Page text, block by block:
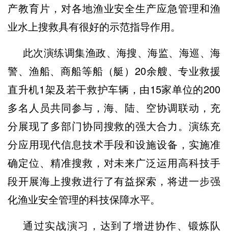
产教育片，对各地渔业安全生产应急管理和渔
业水上搜救具有很好的示范指导作用。
此次演练调集渔政、海搜、海监、海巡、海
警、渔船、商船等船（艇）20余艘、专业救援
直升机1架及若干救护车辆，由15家单位的200
多名人员共同参与，海、陆、空协调联动，充
分展现了多部门协同搜救的强大合力。演练充
分应用现代信息技术手段和设施设备，实施准
确定位、精准搜救，对未来广泛运用高科技手
段开展海上搜救进行了有益探索，将进一步强
化渔业安全管理的科技保障水平。
通过实战演习，达到了增进协作、锻炼队